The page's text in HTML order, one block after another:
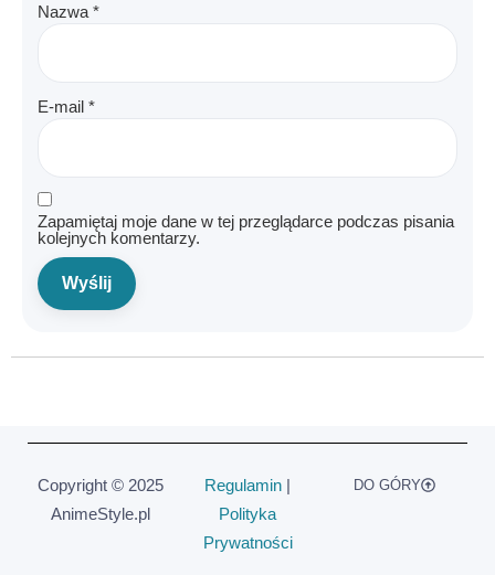
Nazwa *
E-mail *
Zapamiętaj moje dane w tej przeglądarce podczas pisania
kolejnych komentarzy.
Copyright © 2025
AnimeStyle.pl
Regulamin |
Polityka
Prywatności
DO GÓRY